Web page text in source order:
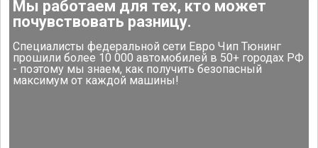
Мы работаем для тех, кто может
почувствовать разницу.
Специалисты федеральной сети Евро Чип Тюнинг
прошили более 10 000 автомобилей в 50+ городах РФ
- поэтому мы знаем, как получить безопасный
максимум от каждой машины!